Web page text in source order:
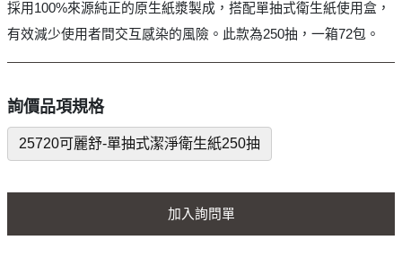
採用100%來源純正的原生紙漿製成，搭配單抽式衛生紙使用盒，
有效減少使用者間交互感染的風險。此款為250抽，一箱72包。
詢價品項規格
25720可麗舒-單抽式潔淨衛生紙250抽
加入詢問單